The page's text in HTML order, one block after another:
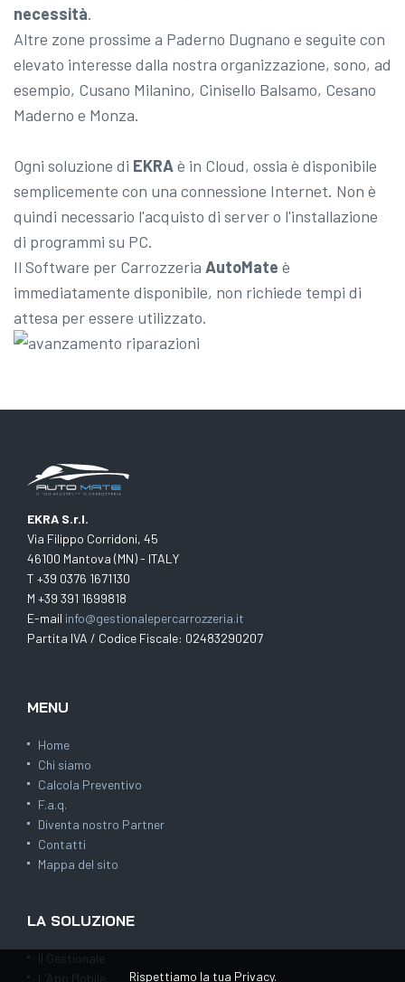
necessità.
Altre zone prossime a Paderno Dugnano e seguite con
elevato interesse dalla nostra organizzazione, sono, ad
esempio, Cusano Milanino, Cinisello Balsamo, Cesano
Maderno e Monza.
Ogni soluzione di EKRAè in Cloud, ossia è disponibile
semplicemente con una connessione Internet. Non è
quindi necessario l'acquisto di server o l'installazione
di programmi su PC.
Il Software per Carrozzeria AutoMate è
immediatamente disponibile, non richiede tempi di
attesa per essere utilizzato.
EKRA S.r.l.
Via Filippo Corridoni, 45
46100 Mantova (MN) - ITALY
T +39 0376 1671130
M +39 391 1699818
E-mail info@gestionalepercarrozzeria.it
Partita IVA / Codice Fiscale: 02483290207
MENU
Home
Chi siamo
Calcola Preventivo
F.a.q.
Diventa nostro Partner
Contatti
Mappa del sito
LA SOLUZIONE
Il Gestionale
L'App Mobile
Rispettiamo la tua Privacy.